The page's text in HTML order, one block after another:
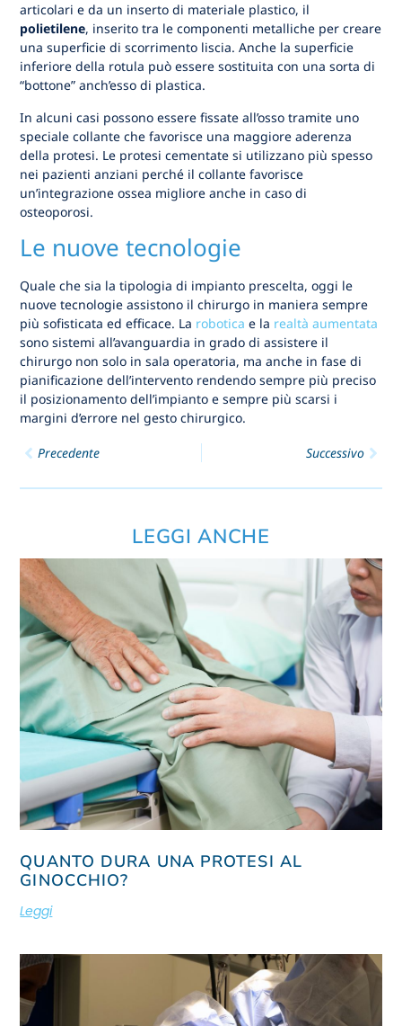
articolari e da un inserto di materiale plastico, il
polietilene, inserito tra le componenti metalliche per creare
una superficie di scorrimento liscia. Anche la superficie
inferiore della rotula può essere sostituita con una sorta di
“bottone” anch’esso di plastica.
In alcuni casi possono essere fissate all’osso tramite uno
speciale collante che favorisce una maggiore aderenza
della protesi. Le protesi cementate si utilizzano più spesso
nei pazienti anziani perché il collante favorisce
un’integrazione ossea migliore anche in caso di
osteoporosi.
Le nuove tecnologie
Quale che sia la tipologia di impianto prescelta, oggi le
nuove tecnologie assistono il chirurgo in maniera sempre
più sofisticata ed efficace. La robotica e la realtà aumentata
sono sistemi all’avanguardia in grado di assistere il
chirurgo non solo in sala operatoria, ma anche in fase di
pianificazione dell’intervento rendendo sempre più preciso
il posizionamento dell’impianto e sempre più scarsi i
margini d’errore nel gesto chirurgico.
Precedente Successivo
LEGGI ANCHE
QUANTO DURA UNA PROTESI AL
GINOCCHIO?
Leggi